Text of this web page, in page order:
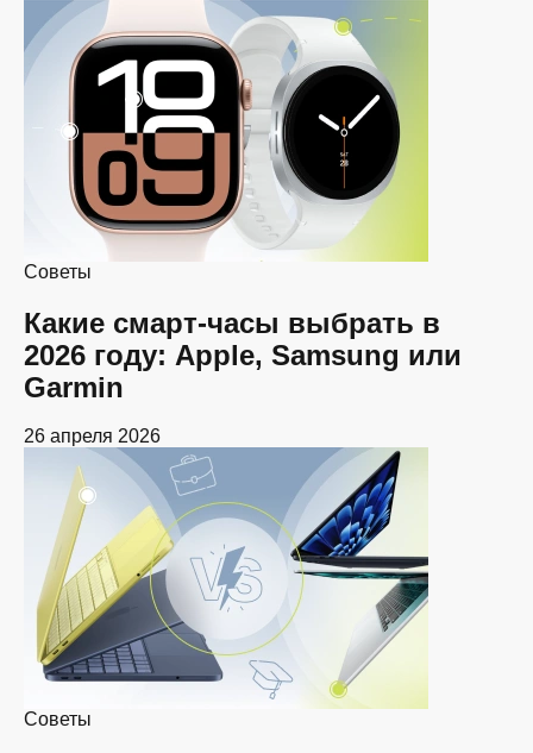
Советы
Какие смарт-часы выбрать в
2026 году: Apple, Samsung или
Garmin
26 апреля 2026
Советы